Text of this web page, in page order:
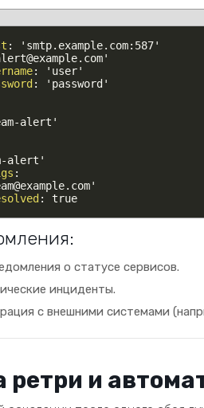
: 'smtp.example.com:587'
: 'user'
: 'password'
alert'
alert'
:
: true
о статусе сервисов.
инциденты.
с внешними системами
ретри и